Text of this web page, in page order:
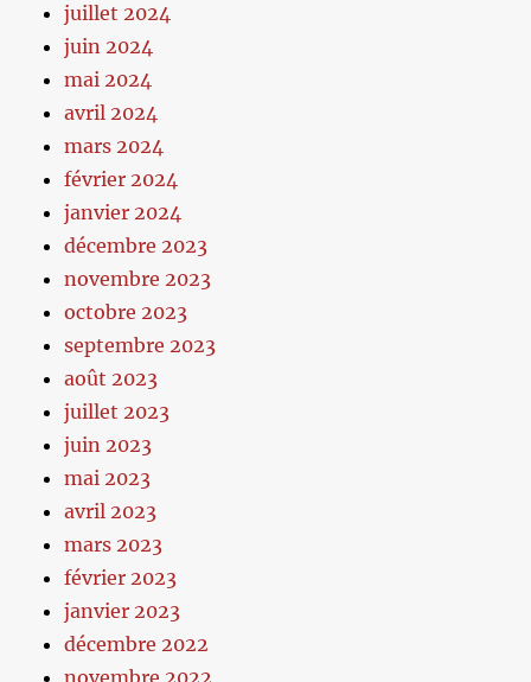
juillet 2024
juin 2024
mai 2024
avril 2024
mars 2024
février 2024
janvier 2024
décembre 2023
novembre 2023
octobre 2023
septembre 2023
août 2023
juillet 2023
juin 2023
mai 2023
avril 2023
mars 2023
février 2023
janvier 2023
décembre 2022